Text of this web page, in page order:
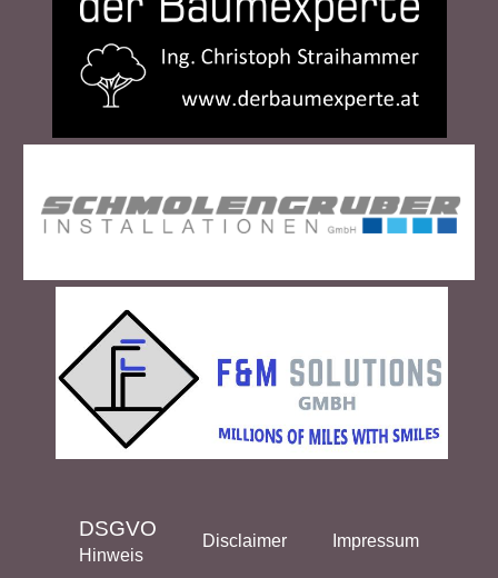
DSGVO
Hinweis
Disclaimer Impressum